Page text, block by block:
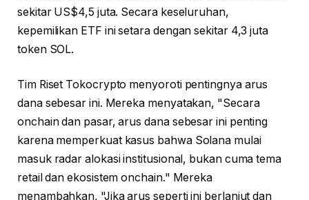
sekitar US$4,5 juta. Secara keseluruhan,
kepemilikan ETF ini setara dengan sekitar 4,3 juta
token SOL.
Tim Riset Tokocrypto menyoroti pentingnya arus
dana sebesar ini. Mereka menyatakan, "Secara
onchain dan pasar, arus dana sebesar ini penting
karena memperkuat kasus bahwa Solana mulai
masuk radar alokasi institusional, bukan cuma tema
retail dan ekosistem onchain." Mereka
menambahkan, "Jika arus seperti ini berlanjut dan